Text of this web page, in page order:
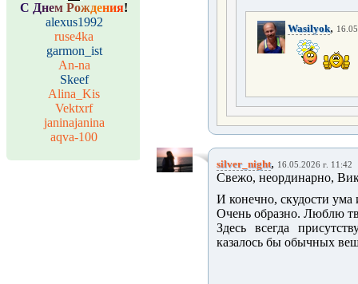
С Днем Рождения!
alexus1992
ruse4ka
garmon_ist
An-na
Skeef
Alina_Kis
Vektxrf
janinajanina
aqva-100
Wasilyok,
silver_night, 16.05.2026 г. 11:42
Свежо, неординарно,
И конечно, скудости ума
Очень образно. Люблю
Здесь всегда
казалось бы обычных